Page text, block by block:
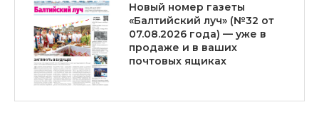
Новый номер газеты
«Балтийский луч» (№32 от
07.08.2026 года) — уже в
продаже и в ваших
почтовых ящиках